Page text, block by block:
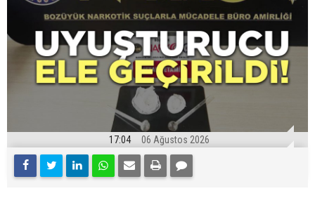
17:04 06 Ağustos 2026